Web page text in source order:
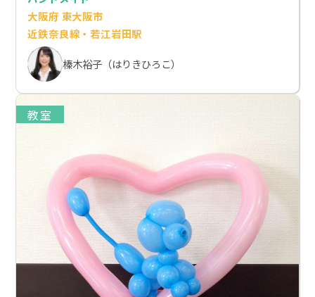
大阪府 東大阪市
近鉄奈良線・若江岩田駅
榛木裕子（はりきひろこ）
教室